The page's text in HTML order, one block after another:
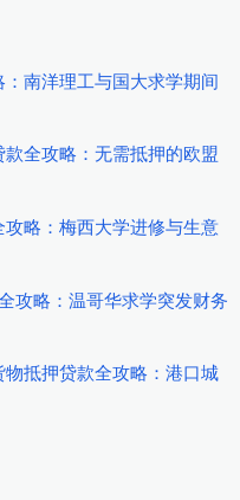
南洋理工与国大求学期间
全攻略：无需抵押的欧盟
略：梅西大学进修与生意
攻略：温哥华求学突发财务
抵押贷款全攻略：港口城